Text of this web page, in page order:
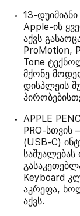
13-
Apple-ის
აქვს
ProMotion,
Tone
მქონე
დისპლეის
APPLE
PRO-სთვის
(USB-C)
საშუალებას
Keyboard
აკრეფა,
აქვს.